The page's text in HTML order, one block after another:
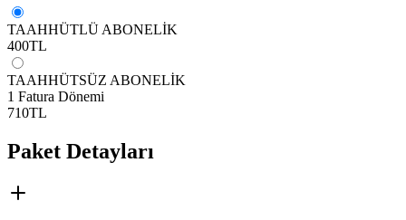
TAAHHÜTLÜ ABONELİK
400TL
TAAHHÜTSÜZ ABONELİK
1 Fatura Dönemi
710TL
Paket Detayları